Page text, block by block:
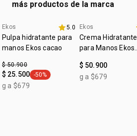
1 bolsa pequeña
más productos de la marca
promo imperdible
Ekos 5.0
Pulpa hidratante para
manos Ekos cacao
$ 50.900
$ 25.500 general.tag -50%
-50%
g a $679
4u al 40%
Ekos
Crema Hidratante
para Manos Ekos
$ 50.900
g a $679